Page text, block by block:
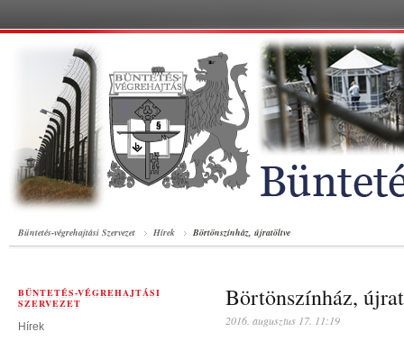
Büntetés-végrehajtási Szervezet Hírek Börtönszínház, újratöltve
BÜNTETÉS-VÉGREHAJTÁSI
SZERVEZET
Hírek
Börtönszínház,
2016. augusztus 17. 11:19